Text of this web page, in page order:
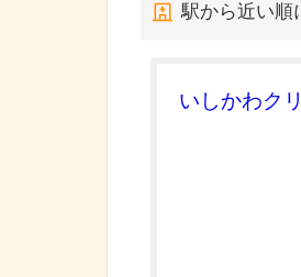
駅から近い順
いしかわク